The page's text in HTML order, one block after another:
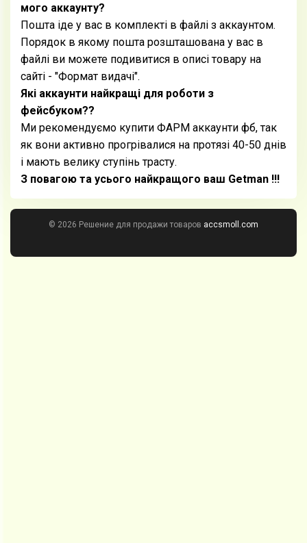
мого аккаунту?
Пошта іде у вас в комплекті в файлі з аккаунтом.
Порядок в якому пошта розшташована у вас в
файлі ви можете подивитися в описі товару на
сайті - "Формат видачі".
Які аккаунти найкращі для роботи з
фейсбуком??
Ми рекомендуємо купити ФАРМ аккаунти фб, так
як вони активно прогрівалися на протязі 40-50 днів
і мають велику ступінь трасту.
З повагою та усього найкращого ваш Getman !!!
© 2026 Решение для продажи товаров accsmoll.com